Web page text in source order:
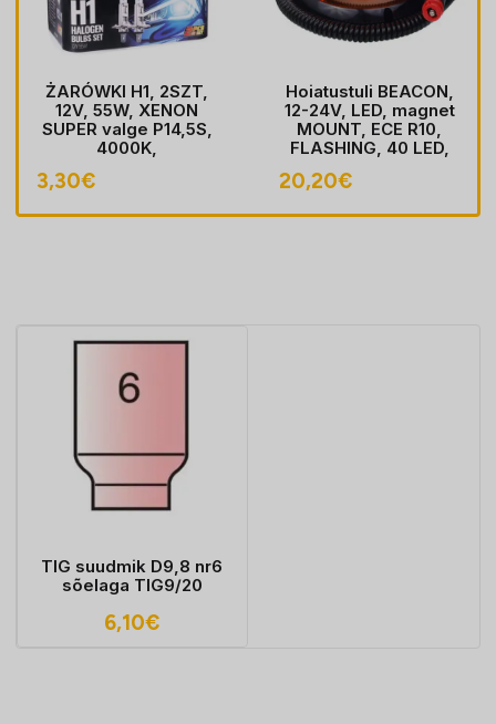
ŻARÓWKI H1, 2SZT,
12V, 55W, XENON
SUPER valge P14,5S,
4000K,
3,30€
Hoiatustuli BEACON,
12-24V, LED, magnet
MOUNT, ECE R10,
FLASHING, 40 LED,
sobib LIGHTER pesa
20,20€
TIG suudmik D9,8 nr6
sõelaga TIG9/20
6,10€